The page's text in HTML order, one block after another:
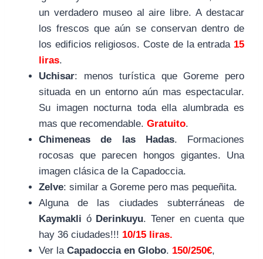
un verdadero museo al aire libre. A destacar
los frescos que aún se conservan dentro de
los edificios religiosos. Coste de la entrada 15
liras.
Uchisar: menos turística que Goreme pero
situada en un entorno aún mas espectacular.
Su imagen nocturna toda ella alumbrada es
mas que recomendable. Gratuito.
Chimeneas de las Hadas. Formaciones
rocosas que parecen hongos gigantes. Una
imagen clásica de la Capadoccia.
Zelve: similar a Goreme pero mas pequeñita.
Alguna de las ciudades subterráneas de
Kaymakli ó Derinkuyu. Tener en cuenta que
hay 36 ciudades!!! 10/15 liras.
Ver la Capadoccia en Globo. 150/250€,